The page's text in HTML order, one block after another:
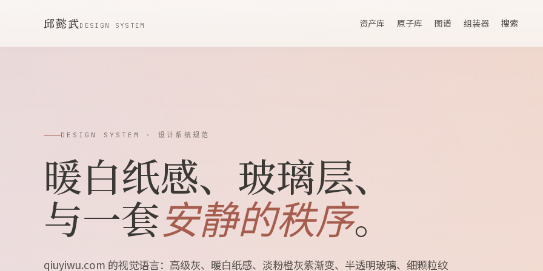
邱懿武DESIGN SYSTEM 资产库 原子库 图谱 组装器 搜索
DESIGN SYSTEM · 设计系统规范
暖白纸感、玻璃层、
与一套安静的秩序。
qiuyiwu.com 的视觉语言：高级灰、暖白纸感、淡粉橙灰紫渐变、半透明玻璃、细颗粒纹